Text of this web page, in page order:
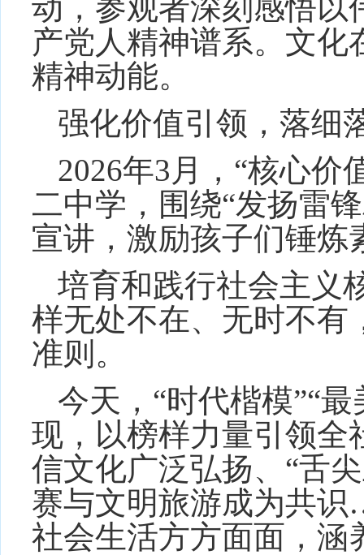
动，参观者深刻感悟以
产党人精神谱系。文
精神动能。
强化价值引领，落细
2026年3月，“核心价
二中学，围绕“发扬雷
宣讲，激励孩子们锤炼
培育和践行社会主义
样无处不在、无时不有
准则。
今天，“时代楷模”“
现，以榜样力量引领全
信文化广泛弘扬、“舌
赛与文明旅游成为共
社会生活方方面面，涵